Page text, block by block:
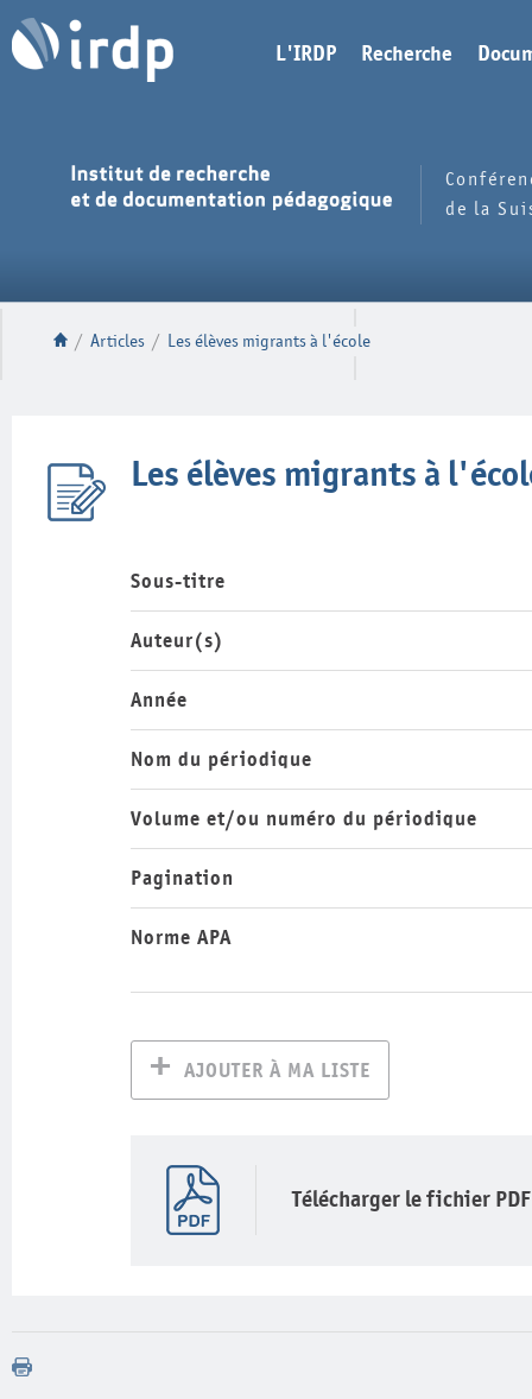
L'IRDP Recherche
de la
/ Articles / Les élèves migrants à l'école
Les élèves migrants à
Sous-titre
Auteur(s)
Année
Nom du périodique
Volume et/ou numéro du périodique
Pagination
Norme APA
AJOUTER À MA LISTE
Télécharger le fichier PDF